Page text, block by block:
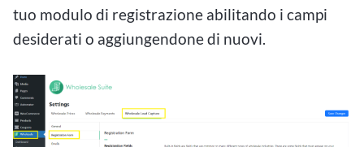
tuo modulo di registrazione abilitando i campi
desiderati o aggiungendone di nuovi.